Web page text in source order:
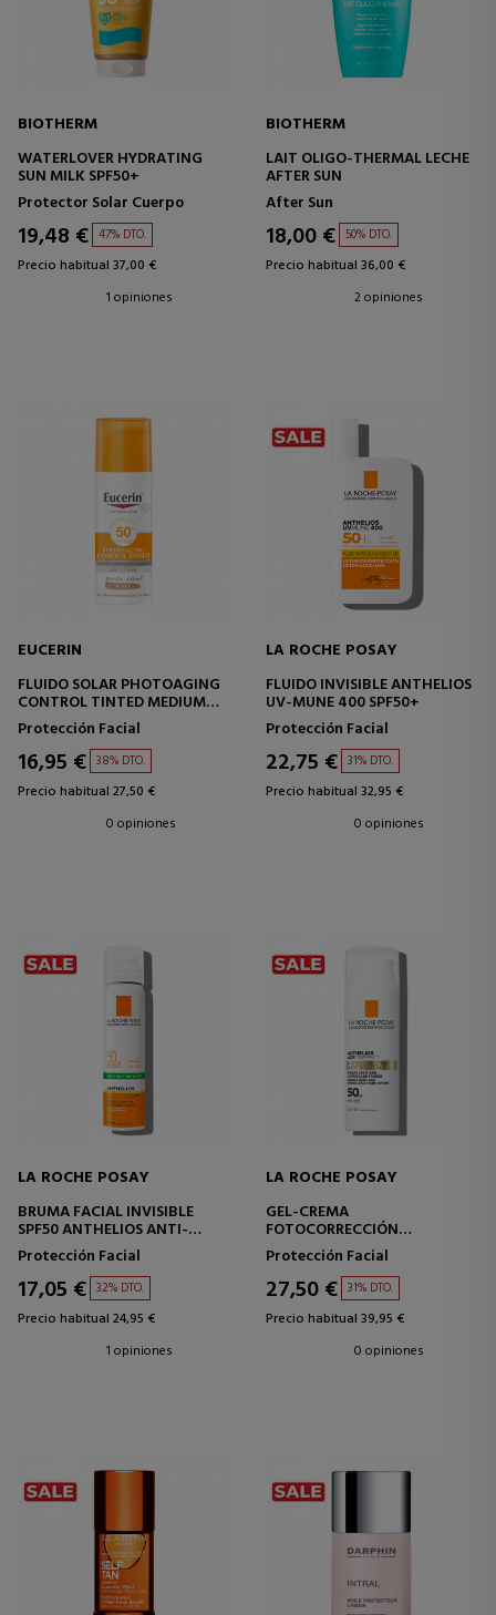
BIOTHERM
WATERLOVER HYDRATING
SUN MILK SPF50+
Protector Solar Cuerpo
19,48 € 47% DTO.
Precio habitual 37,00 €
1 opiniones
BIOTHERM
LAIT OLIGO-THERMAL LECHE
AFTER SUN
After Sun
18,00 € 50% DTO.
Precio habitual 36,00 €
2 opiniones
EUCERIN
FLUIDO SOLAR PHOTOAGING
CONTROL TINTED MEDIUM
SPF50+
Protección Facial
16,95 € 38% DTO.
Precio habitual 27,50 €
0 opiniones
LA ROCHE POSAY
FLUIDO INVISIBLE ANTHELIOS
UV-MUNE 400 SPF50+
Protección Facial
22,75 € 31% DTO.
Precio habitual 32,95 €
0 opiniones
LA ROCHE POSAY
BRUMA FACIAL INVISIBLE
SPF50 ANTHELIOS ANTI-
BRILLOS
Protección Facial
17,05 € 32% DTO.
Precio habitual 24,95 €
1 opiniones
LA ROCHE POSAY
GEL-CREMA
FOTOCORRECCIÓN
ANTHELIOS AGE CORRECT
SPF50
Protección Facial
27,50 € 31% DTO.
Precio habitual 39,95 €
0 opiniones